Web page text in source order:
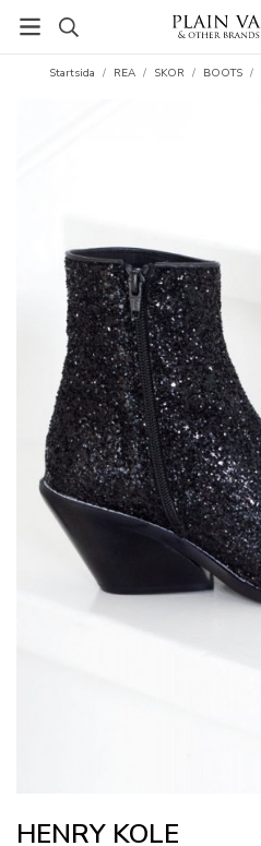
Startsida / REA / SKOR / BOOTS /
HENRY KOLE